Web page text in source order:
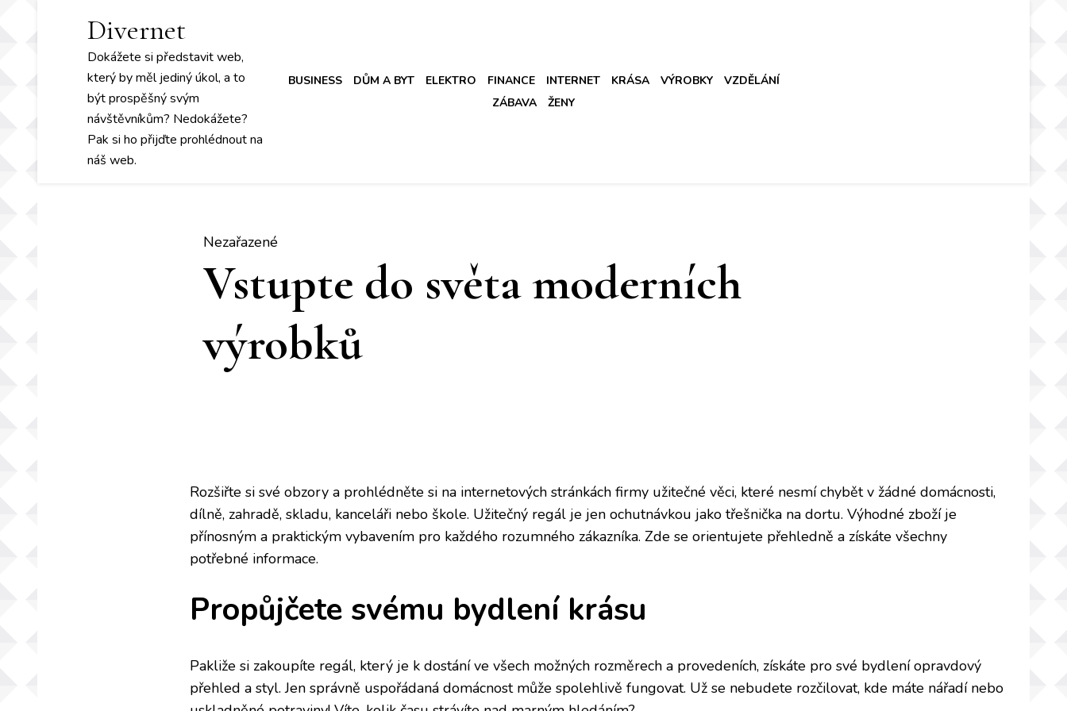
Divernet
Dokážete si představit web,
který by měl jediný úkol, a to
být prospěšný svým
návštěvníkům? Nedokážete?
Pak si ho přijďte prohlédnout na
náš web.
BUSINESS DŮM A BYT ELEKTRO FINANCE INTERNET KRÁSA VÝROBKY
VZDĚLÁNÍ
ZÁBAVA
ŽENY
Nezařazené
Vstupte do světa moderních
výrobků
Rozšiřte si své obzory a prohlédněte si na internetových stránkách firmy užitečné věci, které nesmí chybět v žádné domácnosti,
dílně, zahradě, skladu, kanceláři nebo škole. Užitečný regál je jen ochutnávkou jako třešnička na dortu. Výhodné zboží je
přínosným a praktickým vybavením pro každého rozumného zákazníka. Zde se orientujete přehledně a získáte všechny
potřebné informace.
Propůjčete svému bydlení krásu
Pakliže si zakoupíte regál, který je k dostání ve všech možných rozměrech a provedeních, získáte pro své bydlení opravdový
přehled a styl. Jen správně uspořádaná domácnost může spolehlivě fungovat. Už se nebudete rozčilovat, kde máte nářadí nebo